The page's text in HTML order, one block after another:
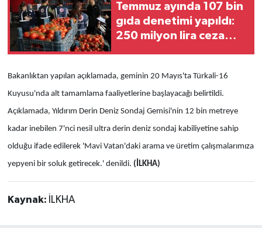
Temmuz ayında 107 bin
gıda denetimi yapıldı:
250 milyon lira ceza
Bakanlıktan yapılan açıklamada, geminin 20 Mayıs'ta Türkali-16
Kuyusu'nda alt tamamlama faaliyetlerine başlayacağı belirtildi.
Açıklamada, Yıldırım Derin Deniz Sondaj Gemisi'nin 12 bin metreye
kadar inebilen 7'nci nesil ultra derin deniz sondaj kabiliyetine sahip
olduğu ifade edilerek 'Mavi Vatan'daki arama ve üretim çalışmalarımıza
yepyeni bir soluk getirecek.' denildi. (İLKHA)
Kaynak: İLKHA